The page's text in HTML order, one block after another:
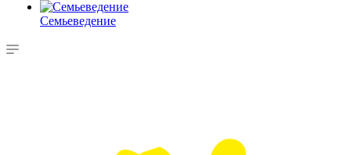
Семьеведение